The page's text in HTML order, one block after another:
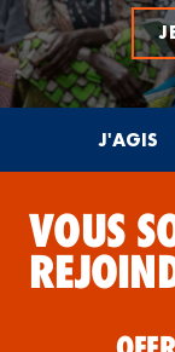
J'AGIS
VOUS